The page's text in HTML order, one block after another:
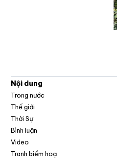
Nội dung
Trong nước
Thế giới
Thời Sự
Bình luận
Video
Tranh biếm hoạ